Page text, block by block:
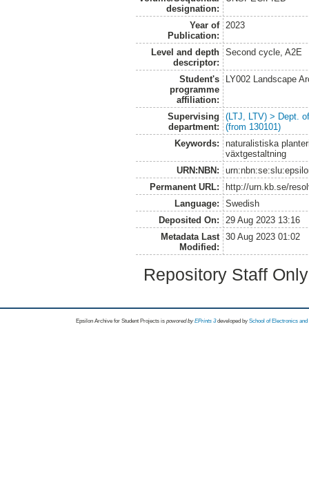
designation:
Year of
Publication:
2023
Level and depth
descriptor:
Second cycle, A2E
Student's
programme
affiliation:
LY002 Landscape
Supervising
department:
(LTJ, LTV) > Dept.
(from 130101)
Keywords:
naturalistiska
växtgestaltning
URN:NBN:
Permanent URL:
http://urn.kb.se/
Language:
Swedish
Deposited On:
29 Aug 2023 13:16
Metadata Last
Modified:
30 Aug 2023 01:02
Repository Staff
Epsilon Archive for Student Projects is powored byEPrints 3 developed by School of Electronics